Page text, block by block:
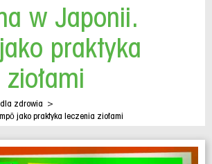
w Japonii.
praktyka
dla zdrowia >
jako praktyka leczenia ziołami